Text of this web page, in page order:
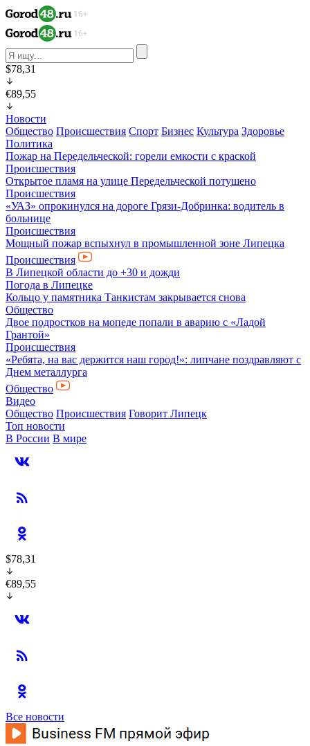
$78,31
€89,55
Новости
Общество Происшествия Спорт Бизнес Культура Здоровье
Политика
Пожар на Передельческой: горели емкости с краской
Происшествия
Открытое пламя на улице Передельческой потушено
Происшествия
«УАЗ» опрокинулся на дороге Грязи-Добринка: водитель в
больнице
Происшествия
Мощный пожар вспыхнул в промышленной зоне Липецка
Происшествия
В Липецкой области до +30 и дожди
Погода в Липецке
Кольцо у памятника Танкистам закрывается снова
Общество
Двое подростков на мопеде попали в аварию с «Ладой
Грантой»
Происшествия
«Ребята, на вас держится наш город!»: липчане поздравляют с
Днем металлурга
Общество
Видео
Общество Происшествия Говорит Липецк
Топ новости
В России В мире
$78,31
€89,55
Все новости